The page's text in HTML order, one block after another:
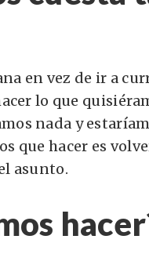
en vez de ir a
lo que
nada y
que hacer es
asunto.